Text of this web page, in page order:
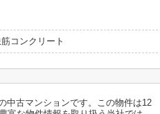
コンクリート
中古マンションです。この物件は12